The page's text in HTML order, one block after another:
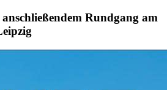
Rundgang am